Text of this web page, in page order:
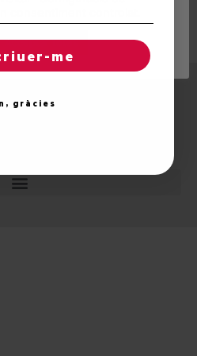
aran
Acceptar totes
me
gràcies